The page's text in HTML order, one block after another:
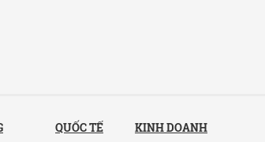
QUỐC TẾ KINH DOANH